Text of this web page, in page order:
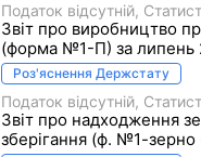
Податок відсутній
Звіт про виробництво
(форма №1-П) за липень
Роз'яснення Держстату
Податок відсутній
Звіт про надходження
зберігання (ф. №1-зерно